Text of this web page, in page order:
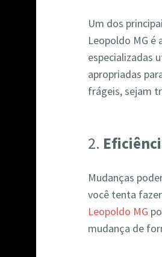
Um dos
Leopoldo MG é
especializadas
apropriadas
frágeis, sejam
2.
Mudanças
você tenta
Leopoldo MG
mudança de